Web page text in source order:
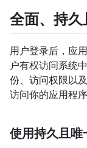
全面、持
用户登录后，应
户有权访问系统
份、访问权限以
访问你的应用程
使用持久且唯